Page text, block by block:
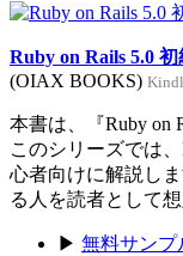
Ruby on Rails 5.0
(OIAX BOOKS)
本書は、『Ruby on
このシリーズでは
心者向けに解説し
る人を読者として
▶ 無料サンプ